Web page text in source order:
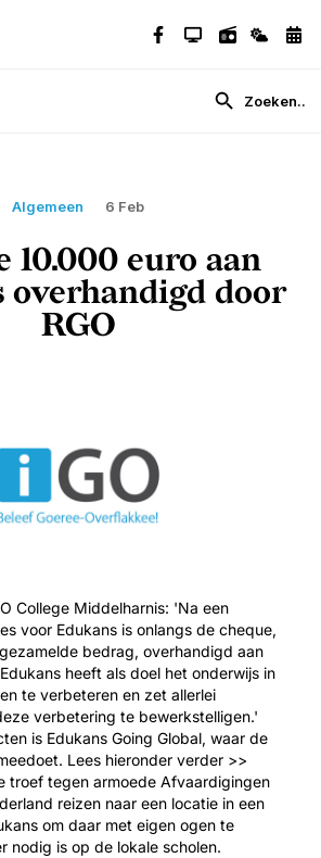
Algemeen 6 Feb
10.000 euro aan
overhandigd door
RGO
College Middelharnis: 'Na een
voor Edukans is onlangs de cheque,
bedrag, overhandigd aan
heeft als doel het onderwijs in
te verbeteren en zet allerlei
verbetering te bewerkstelligen.'
is Edukans Going Global, waar de
Lees hieronder verder >>
troef tegen armoede Afvaardigingen
reizen naar een locatie in een
om daar met eigen ogen te
nodig is op de lokale scholen.